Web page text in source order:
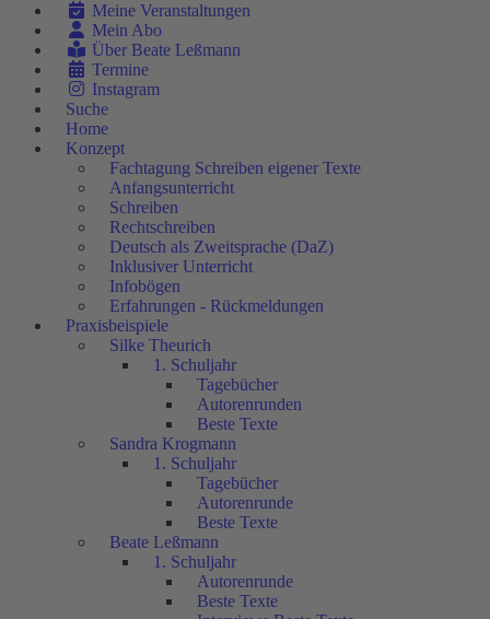
Meine Veranstaltungen
Mein Abo
Über Beate Leßmann
Termine
Instagram
Suche
Home
Konzept
Fachtagung Schreiben eigener Texte
Anfangsunterricht
Schreiben
Rechtschreiben
Deutsch als Zweitsprache (DaZ)
Inklusiver Unterricht
Infobögen
Erfahrungen - Rückmeldungen
Praxisbeispiele
Silke Theurich
1. Schuljahr
Tagebücher
Autorenrunden
Beste Texte
Sandra Krogmann
1. Schuljahr
Tagebücher
Autorenrunde
Beste Texte
Beate Leßmann
1. Schuljahr
Autorenrunde
Beste Texte